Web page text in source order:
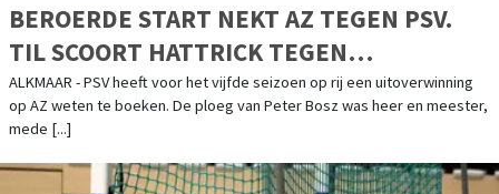
BEROERDE START NEKT AZ TEGEN PSV.
TIL SCOORT HATTRICK TEGEN
VOORMALIGE CLUB
ALKMAAR - PSV heeft voor het vijfde seizoen op rij een uitoverwinning
op AZ weten te boeken. De ploeg van Peter Bosz was heer en meester,
mede [...]